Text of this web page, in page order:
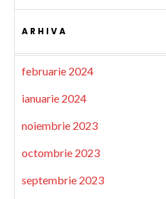
ARHIVA
februarie 2024
ianuarie 2024
noiembrie 2023
octombrie 2023
septembrie 2023